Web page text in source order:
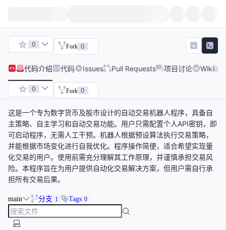
0 Fork 0
代码介绍 代码 Issues Pull Requests 项目讨论 Wiki
0 Fork 0
这是一个专为数字货币及股市设计的自动交易机器人程序，具备自
主策略、自主学习和自动交易功能。用户只需配置个人API密钥，即
可启动程序，无需人工干预。机器人根据预设算法执行交易策略，
并能根据市场变化进行自我优化。程序操作简便，适合希望实现量
化交易的用户。使用前需充分理解其工作原理，并谨慎承担交易风
险。本程序旨在为用户提供自动化交易解决方案，但用户需自行承
担所有交易后果。
main 分支 1 Tags 0